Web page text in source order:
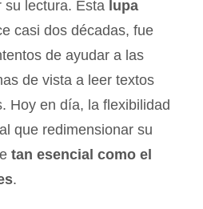
su lectura. Esta lupa
casi dos décadas, fue
de ayudar a las
de vista a leer textos
Hoy en día, la flexibilidad
que redimensionar su
tan esencial como el
.